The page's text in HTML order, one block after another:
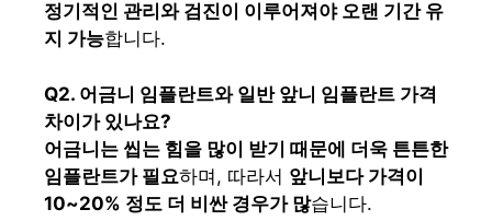
정기적인 관리와 검진이 이루어져야 오랜 기간 유
지 가능합니다.
Q2. 어금니 임플란트와 일반 앞니 임플란트 가격
차이가 있나요?
어금니는 씹는 힘을 많이 받기 때문에 더욱 튼튼한
임플란트가 필요하며, 따라서 앞니보다 가격이
10~20% 정도 더 비싼 경우가 많습니다.